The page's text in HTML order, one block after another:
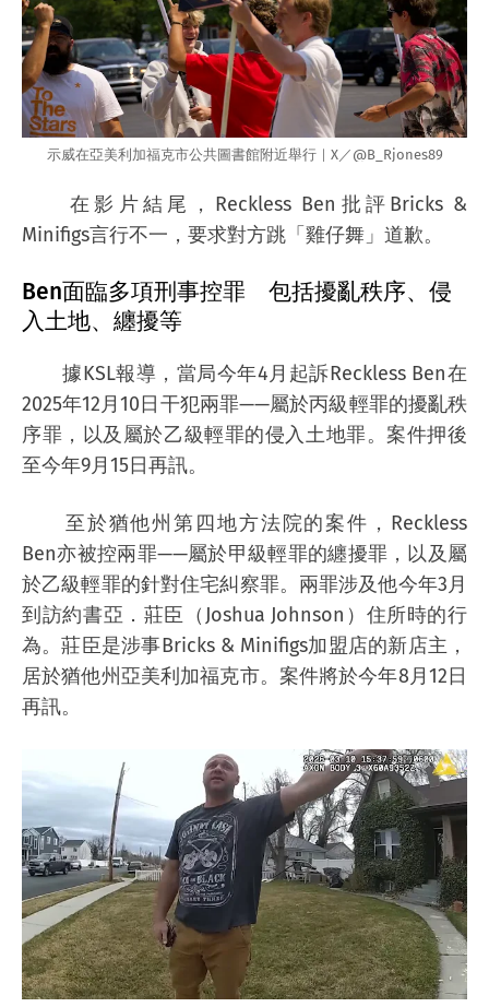
示威在亞美利加福克市公共圖書館附近舉行｜X／@B_Rjones89
在影片結尾，Reckless Ben批評Bricks &
Minifigs言行不一，要求對方跳「雞仔舞」道歉。
Ben面臨多項刑事控罪 包括擾亂秩序、侵
入土地、纏擾等
據KSL報導，當局今年4月起訴Reckless Ben在
2025年12月10日干犯兩罪——屬於丙級輕罪的擾亂秩
序罪，以及屬於乙級輕罪的侵入土地罪。案件押後
至今年9月15日再訊。
至於猶他州第四地方法院的案件，Reckless
Ben亦被控兩罪——屬於甲級輕罪的纏擾罪，以及屬
於乙級輕罪的針對住宅糾察罪。兩罪涉及他今年3月
到訪約書亞．莊臣（Joshua Johnson）住所時的行
為。莊臣是涉事Bricks & Minifigs加盟店的新店主，
居於猶他州亞美利加福克市。案件將於今年8月12日
再訊。